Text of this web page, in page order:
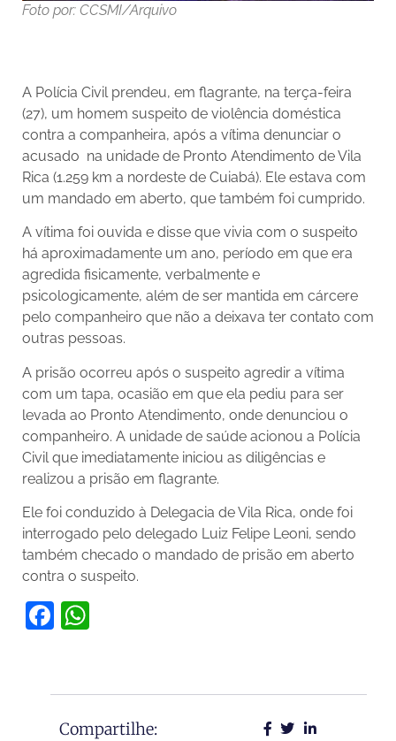
Foto por: CCSMI/Arquivo
A Polícia Civil prendeu, em flagrante, na terça-feira
(27), um homem suspeito de violência doméstica
contra a companheira, após a vítima denunciar o
acusado na unidade de Pronto Atendimento de Vila
Rica (1.259 km a nordeste de Cuiabá). Ele estava com
um mandado em aberto, que também foi cumprido.
A vítima foi ouvida e disse que vivia com o suspeito
há aproximadamente um ano, período em que era
agredida fisicamente, verbalmente e
psicologicamente, além de ser mantida em cárcere
pelo companheiro que não a deixava ter contato com
outras pessoas.
A prisão ocorreu após o suspeito agredir a vítima
com um tapa, ocasião em que ela pediu para ser
levada ao Pronto Atendimento, onde denunciou o
companheiro. A unidade de saúde acionou a Polícia
Civil que imediatamente iniciou as diligências e
realizou a prisão em flagrante.
Ele foi conduzido à Delegacia de Vila Rica, onde foi
interrogado pelo delegado Luiz Felipe Leoni, sendo
também checado o mandado de prisão em aberto
contra o suspeito.
Facebook
Compartilhe: